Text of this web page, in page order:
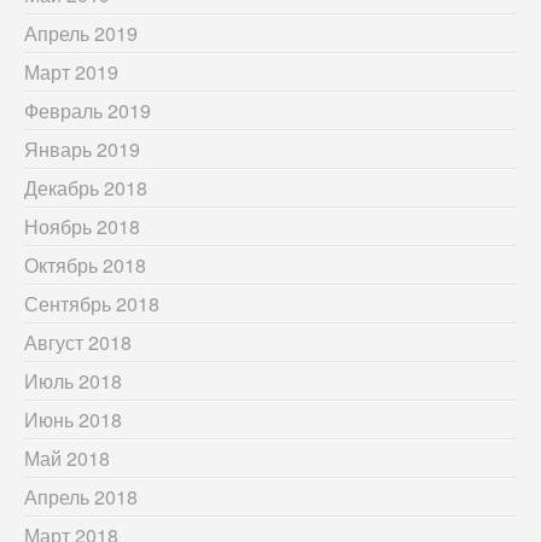
Апрель 2019
Март 2019
Февраль 2019
Январь 2019
Декабрь 2018
Ноябрь 2018
Октябрь 2018
Сентябрь 2018
Август 2018
Июль 2018
Июнь 2018
Май 2018
Апрель 2018
Март 2018